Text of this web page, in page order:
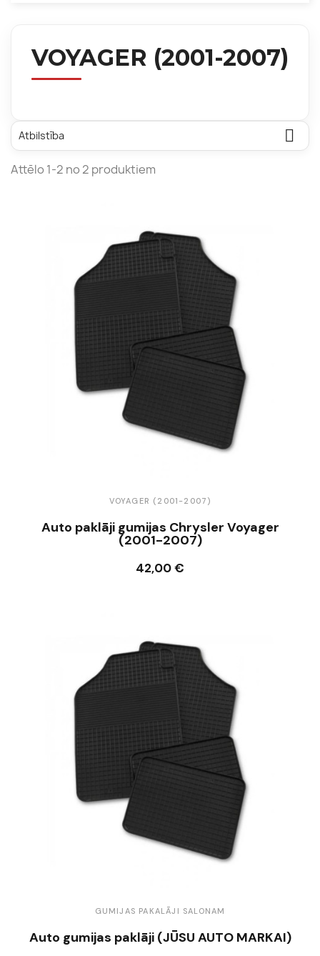
VOYAGER (2001-2007)
Atbilstība 
Attēlo 1-2 no 2 produktiem
VOYAGER (2001-2007)
Auto paklāji gumijas Chrysler Voyager
(2001-2007)
42,00 €
Ielikt grozā
GUMIJAS PAKALĀJI SALONAM
Auto gumijas paklāji (JŪSU AUTO MARKAI)